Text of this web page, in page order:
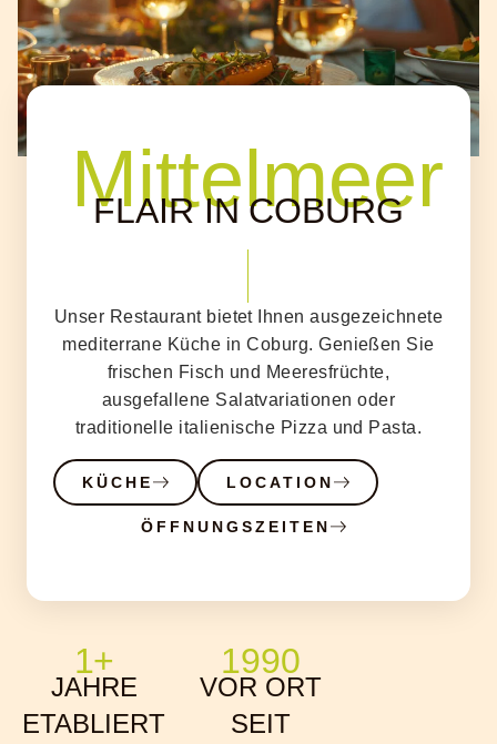
Mittelmeer
FLAIR IN COBURG
Unser Restaurant bietet Ihnen ausgezeichnete
mediterrane Küche in Coburg. Genießen Sie
frischen Fisch und Meeresfrüchte,
ausgefallene Salatvariationen oder
traditionelle italienische Pizza und Pasta.
KÜCHE LOCATION
ÖFFNUNGSZEITEN
JAHRE
ETABLIERT
1+
VOR ORT
SEIT
1990